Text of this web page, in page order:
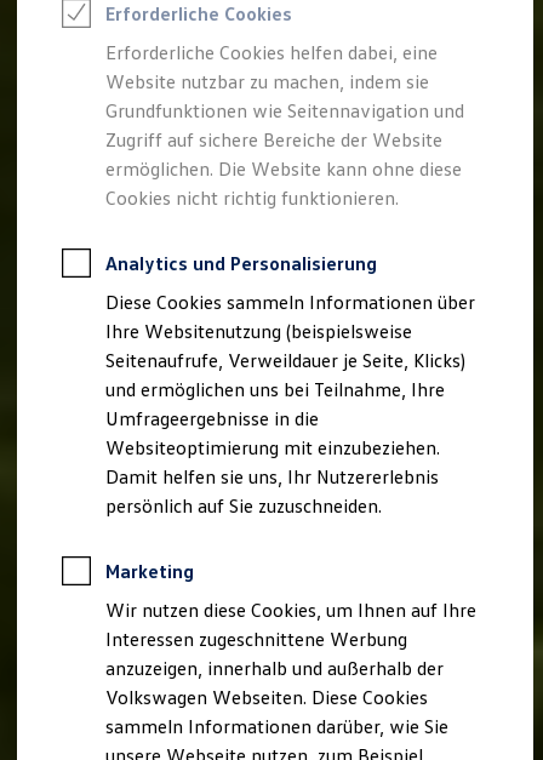
Elektroauto Leasing
Kleinwagen-Leasing
Leasing ohne Anzahlung
Finanzierung
Autokredit mit Schlussrate
Versicherungen und Garantien
Kfz-Versicherung
Restschuldversicherungen
Garantien
Professional Class bei Volkswagen
Behörden
Direktkunden
Sonderfahrzeuge
Anpfiff zum Gewinn
Elektromobilität
Elektroautos
ID. Tutorials
Der neue ID. Polo
Der neue ID.3 Neo
Der ID.4
Der ID.7
Der ID.7 GTX
Der ID.7 Tourer
Der ID.7 GTX Tourer
Der ID. Buzz
Der neue ID. Cross
Elektrofahrzeugkonzepte
ID. EVERY1
Erforderliche Cookies
Erforderliche Cookies helfen dabei, eine
Website nutzbar zu machen, indem sie
Grundfunktionen wie Seitennavigation und
Zugriff auf sichere Bereiche der Website
ermöglichen. Die Website kann ohne diese
Cookies nicht richtig funktionieren.
Analytics und Personalisierung
Diese Cookies sammeln Informationen über
Ihre Websitenutzung (beispielsweise
Seitenaufrufe, Verweildauer je Seite, Klicks)
und ermöglichen uns bei Teilnahme, Ihre
Umfrageergebnisse in die
Websiteoptimierung mit einzubeziehen.
Damit helfen sie uns, Ihr Nutzererlebnis
persönlich auf Sie zuzuschneiden.
Marketing
Wir nutzen diese Cookies, um Ihnen auf Ihre
Interessen zugeschnittene Werbung
anzuzeigen, innerhalb und außerhalb der
Volkswagen Webseiten. Diese Cookies
sammeln Informationen darüber, wie Sie
unsere Webseite nutzen, zum Beispiel,